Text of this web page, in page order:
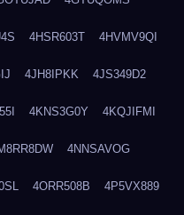
4HSR603T 4HVMV9QI
4JH8IPKK 4JS349D2
4KNS3G0Y 4KQJIFMI
4NNSAVOG
4ORR508B 4P5VX889